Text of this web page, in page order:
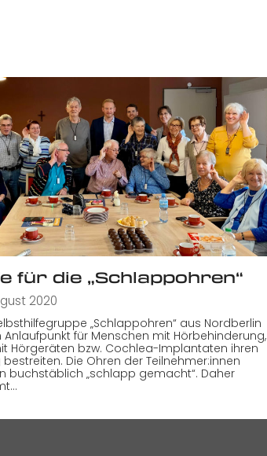
für die „Schlappohren“
2020
„Schlappohren“ aus Nordberlin
Anlaufpunkt für Menschen mit Hörbehinderung,
Hörgeräten bzw. Cochlea-Implantaten ihren
bestreiten. Die Ohren der Teilnehmer:innen
buchstäblich „schlapp gemacht“. Daher